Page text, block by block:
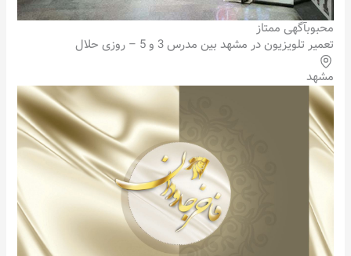
محبوبآگهی ممتاز
تعمیر تلویزیون در مشهد بین مدرس 3 و 5 – روزی حلال
مشهد